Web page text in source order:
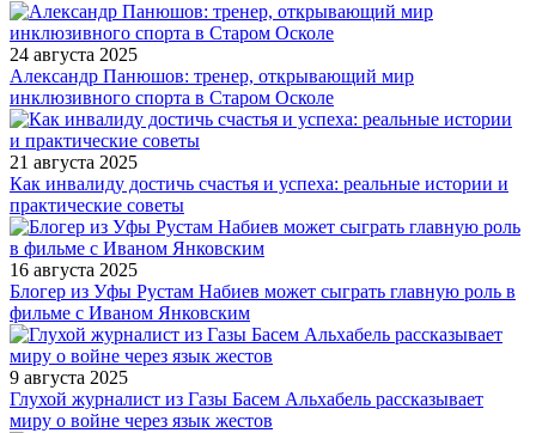
24 августа 2025
Александр Панюшов: тренер, открывающий мир
инклюзивного спорта в Старом Осколе
21 августа 2025
Как инвалиду достичь счастья и успеха: реальные истории и
практические советы
16 августа 2025
Блогер из Уфы Рустам Набиев может сыграть главную роль в
фильме с Иваном Янковским
9 августа 2025
Глухой журналист из Газы Басем Альхабель рассказывает
миру о войне через язык жестов